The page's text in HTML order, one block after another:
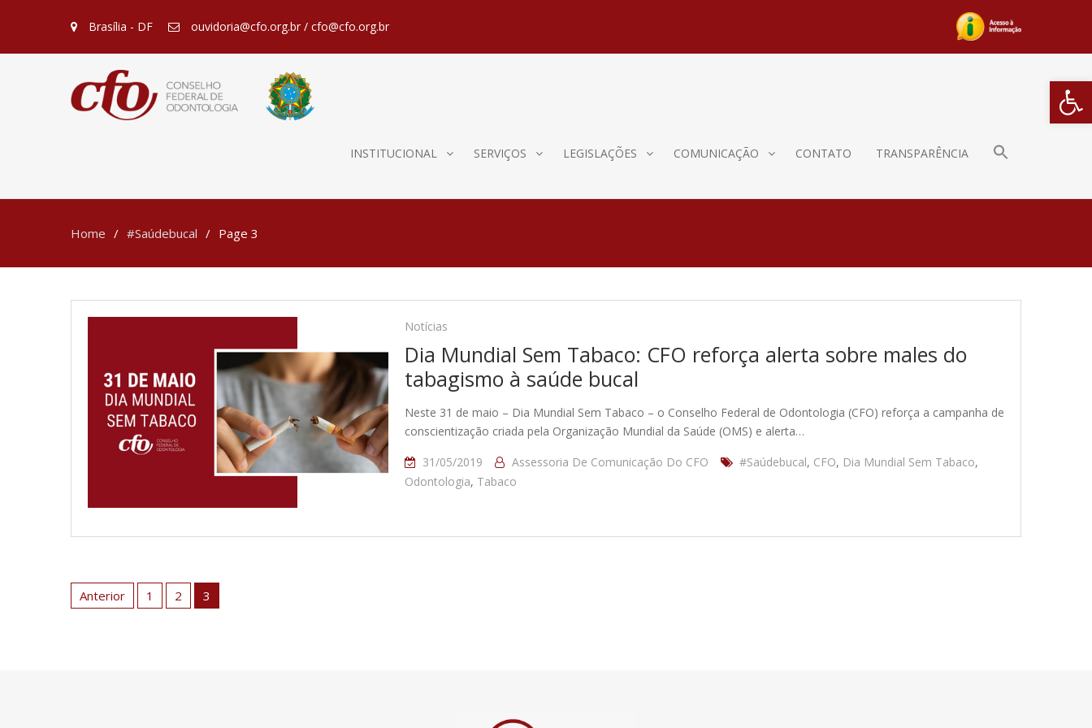
Barra de
Brasília - DF ouvidoria@cfo.org.br / cfo@cfo.org.br
INSTITUCIONAL SERVIÇOS LEGISLAÇÕES COMUNICAÇÃO CONTATO TRANSPARÊNCIA
Home #Saúdebucal Page 3
Notícias
Dia Mundial Sem Tabaco: CFO reforça alerta sobre males do
tabagismo à saúde bucal
Neste 31 de maio – Dia Mundial Sem Tabaco – o Conselho Federal de Odontologia (CFO) reforça a campanha de
conscientização criada pela Organização Mundial da Saúde (OMS) e alerta…
31/05/2019
Assessoria De Comunicação Do CFO #Saúdebucal, CFO, Dia Mundial Sem Tabaco,
Odontologia, Tabaco
Paginação
de
posts
Anterior 1 2 3